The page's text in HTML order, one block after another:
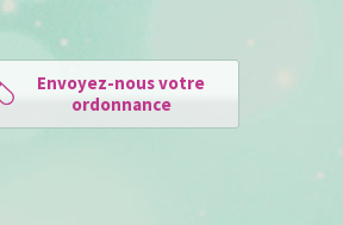
Envoyez-nous votre
ordonnance